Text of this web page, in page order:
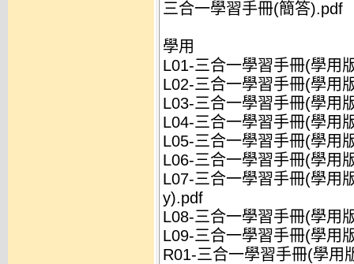
三合一學習手冊(簡答).pdf
學用
L01-三合一學習手冊(學用
L02-三合一學習手冊(學用
L03-三合一學習手冊(學用
L04-三合一學習手冊(學用
L05-三合一學習手冊(學用
L06-三合一學習手冊(學用
L07-三合一學習手冊(學用
y).pdf
L08-三合一學習手冊(學用
L09-三合一學習手冊(學用
R01-三合一學習手冊(學用